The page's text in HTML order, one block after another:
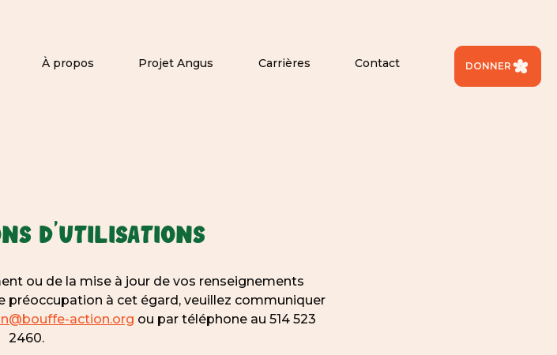
DONNER
À propos Projet Angus Carrières Contact
d'utilisations
ou de la mise à jour de vos renseignements
à cet égard, veuillez communiquer
action.org ou par téléphone au 514 523
2460.